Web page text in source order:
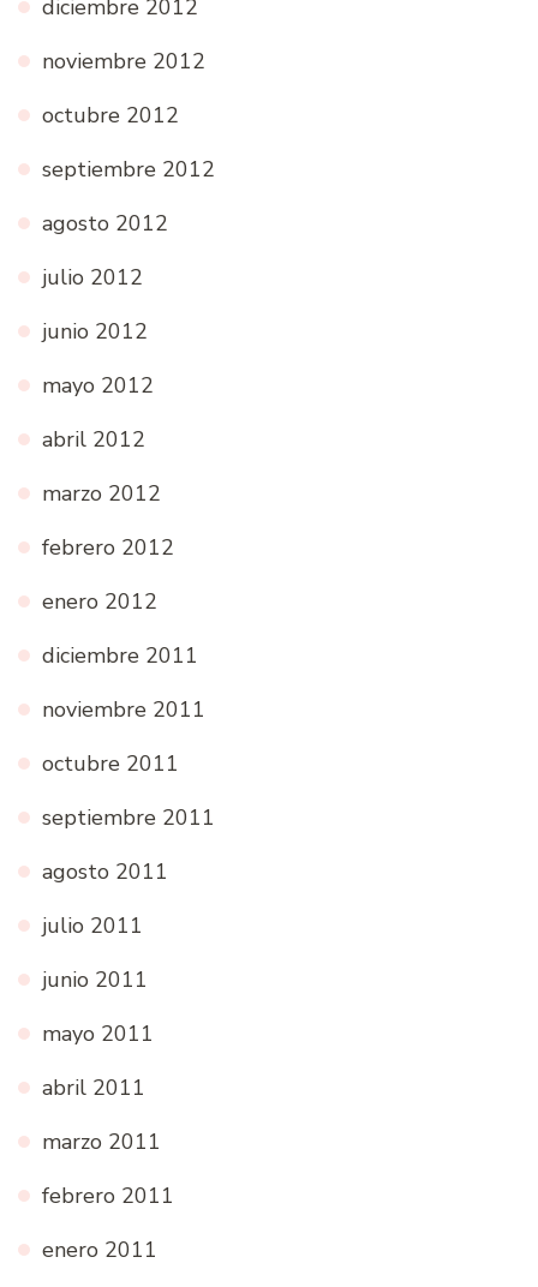
diciembre 2012
noviembre 2012
octubre 2012
septiembre 2012
agosto 2012
julio 2012
junio 2012
mayo 2012
abril 2012
marzo 2012
febrero 2012
enero 2012
diciembre 2011
noviembre 2011
octubre 2011
septiembre 2011
agosto 2011
julio 2011
junio 2011
mayo 2011
abril 2011
marzo 2011
febrero 2011
enero 2011